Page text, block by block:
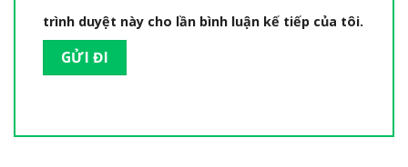
trình duyệt này cho lần bình luận kế tiếp của tôi.